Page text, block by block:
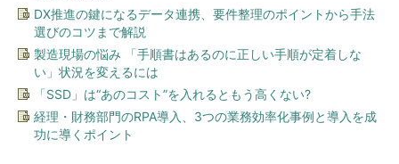
DX推進の鍵になるデータ連携、要件整理のポイントから手法
選びのコツまで解説
製造現場の悩み 「手順書はあるのに正しい手順が定着しな
い」状況を変えるには
「SSD」は“あのコスト”を入れるともう高くない?
経理・財務部門のRPA導入、3つの業務効率化事例と導入を成
功に導くポイント